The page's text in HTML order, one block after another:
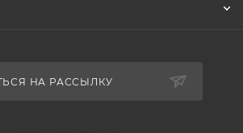
НА РАССЫЛКУ